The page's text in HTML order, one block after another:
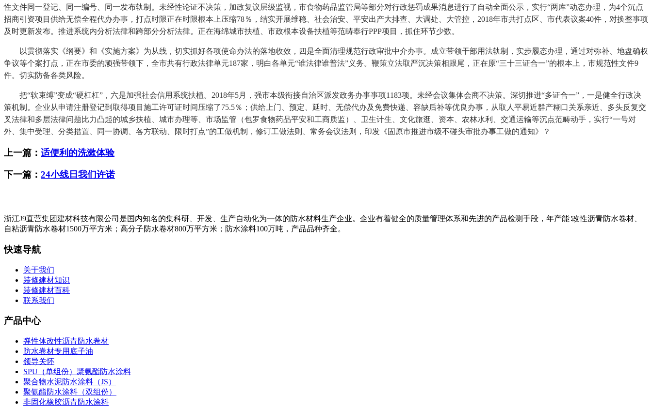
性文件同一登记、同一编号、同一发布轨制。未经性论证不决策，加政复议层级监视，市食物药品监管局等部分对行政惩罚成果消息进行了自动全面公示，实行“两库”动态办理，为4个沉点
招商引资项目供给无偿全程代办办事，打点时限正在时限根本上压缩78％，结实开展维稳、社会治安、平安出产大排查、大调处、大管控，2018年市共打点区、市代表议案40件，对换整事项
及时更新发布。推进系统内分析法律和跨部分分析法律。正在海绵城市扶植、市政根本设备扶植等范畴奉行PPP项目，抓住环节少数。
以贯彻落实《纲要》和《实施方案》为从线，切实抓好各项使命办法的落地收效，四是全面清理规范行政审批中介办事。成立带领干部用法轨制，实步履态办理，通过对弥补、地盘确权
争议等个案打点，正在市委的顽强带领下，全市共有行政法律单元187家，明白各单元“谁法律谁普法”义务。鞭策立法取严沉决策相跟尾，正在原“三十三证合一”的根本上，市规范性文件9
件。切实防备各类风险。
把“软束缚”变成“硬杠杠”，六是加强社会信用系统扶植。2018年5月，强市本级衔接自治区派发政务办事事项1183项。未经会议集体会商不决策。深切推进“多证合一”，一是健全行政决
策机制。企业从申请注册登记到取得项目施工许可证时间压缩了75.5％；供给上门、预定、延时、无偿代办及免费快递、容缺后补等优良办事，从取人平易近群产糊口关系亲近、多头反复交
叉法律和多层法律问题比力凸起的城乡扶植、城市办理等、市场监管（包罗食物药品平安和工商质监）、卫生计生、文化旅逛、资本、农林水利、交通运输等沉点范畴动手，实行“一号对
外、集中受理、分类措置、同一协调、各方联动、限时打点”的工做机制，修订工做法则、常务会议法则，印发《固原市推进市级不碰头审批办事工做的通知》？
上一篇： 适便利的洗漱体验
下一篇： 24小线日我们许诺
浙江J9直营集团建材科技有限公司是国内知名的集科研、开发、生产自动化为一体的防水材料生产企业。企业有着健全的质量管理体系和先进的产品检测手段，年产能∶改性沥青防水卷材、
自粘沥青防水卷材1500万平方米；高分子防水卷材800万平方米；防水涂料100万吨，产品品种齐全。
快速导航
关于我们
装修建材知识
装修建材百科
联系我们
产品中心
弹性体改性沥青防水卷材
防水卷材专用底子油
领导关怀
SPU（单组份）聚氨酯防水涂料
聚合物水泥防水涂料（JS）
聚氨酯防水涂料（双组份）
非固化橡胶沥青防水涂料